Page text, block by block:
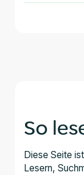
So
Diese Seite
Lesern,